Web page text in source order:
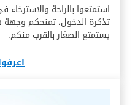
استمتعوا بالراحة
تذكرة الدخول، تمنحكم وجهة
يستمتع الصغار بالقرب منكم.